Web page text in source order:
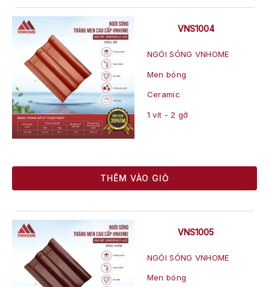
VNS1004
NGÓI SÓNG VNHOME
Men bóng
Ceramic
1 vít - 2 gờ
THÊM VÀO GIỎ
VNS1005
NGÓI SÓNG VNHOME
Men bóng